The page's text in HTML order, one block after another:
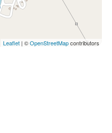
Leaflet | ©OpenStreetMapcontributors